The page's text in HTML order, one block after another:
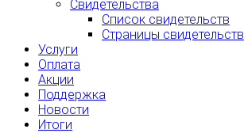
Свидетельства
Список свидетельств
Страницы свидетельств
Услуги
Оплата
Акции
Поддержка
Новости
Итоги